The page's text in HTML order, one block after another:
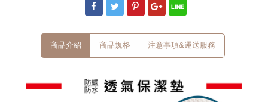
商品介紹 商品規格 注意事項&運送服務